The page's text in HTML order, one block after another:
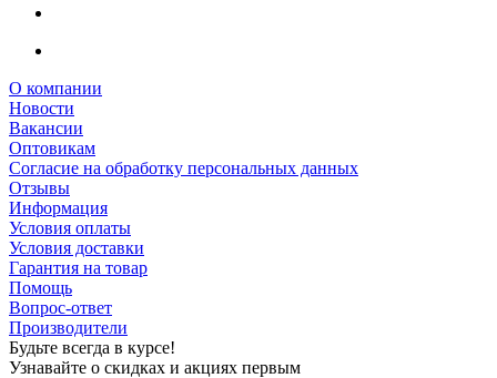
О компании
Новости
Вакансии
Оптовикам
Cогласие на обработку персональных данных
Отзывы
Информация
Условия оплаты
Условия доставки
Гарантия на товар
Помощь
Вопрос-ответ
Производители
Будьте всегда в курсе!
Узнавайте о скидках и акциях первым